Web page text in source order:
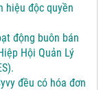
hiệu độc quyền
động buôn bán
Hội Quản Lý
đều có hóa đơn